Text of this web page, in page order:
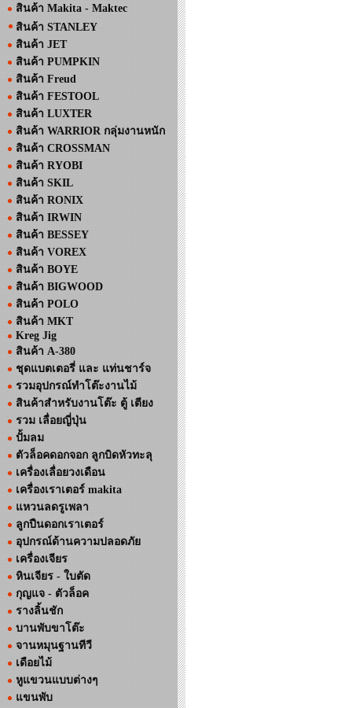
สินค้า Makita - Maktec
สินค้า STANLEY
สินค้า JET
สินค้า PUMPKIN
สินค้า Freud
สินค้า FESTOOL
สินค้า LUXTER
สินค้า WARRIOR กลุ่มงานหนัก
สินค้า CROSSMAN
สินค้า RYOBI
สินค้า SKIL
สินค้า RONIX
สินค้า IRWIN
สินค้า BESSEY
สินค้า VOREX
สินค้า BOYE
สินค้า BIGWOOD
สินค้า POLO
สินค้า MKT
Kreg Jig
สินค้า A-380
ชุดแบตเตอรี่ และ แท่นชาร์จ
รวมอุปกรณ์ทำโต๊ะงานไม้
สินค้าสำหรับงานโต๊ะ ตู้ เตียง
รวม เลื่อยญี่ปุ่น
ปั้มลม
ตัวล็อคดอกจอก ลูกบิดหัวทะลุ
เครื่องเลื่อยวงเดือน
เครื่องเราเตอร์ makita
แหวนลดรูเพลา
ลูกปืนดอกเราเตอร์
อุปกรณ์ด้านความปลอดภัย
เครื่องเจียร
หินเจียร - ใบตัด
กุญแจ - ตัวล็อค
รางลิ้นชัก
บานพับขาโต๊ะ
จานหมุนฐานทีวี
เดือยไม้
หูแขวนแบบต่างๆ
แขนพับ